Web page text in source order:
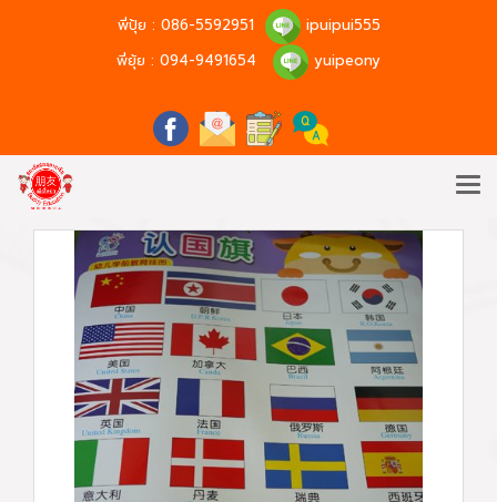
พี่ปุ้ย : 086-5592951
ipuipui555
พี่ยุ้ย : 094-9491654 yuipeony